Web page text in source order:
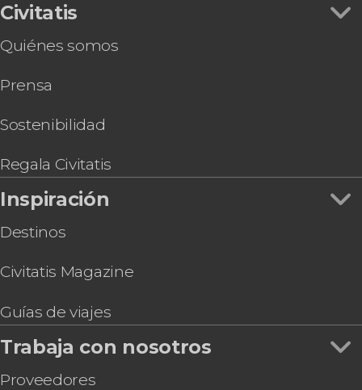
Civitatis
Quiénes somos
Prensa
Sostenibilidad
Regala Civitatis
Inspiración
Destinos
Civitatis Magazine
Guías de viajes
Trabaja con nosotros
Proveedores